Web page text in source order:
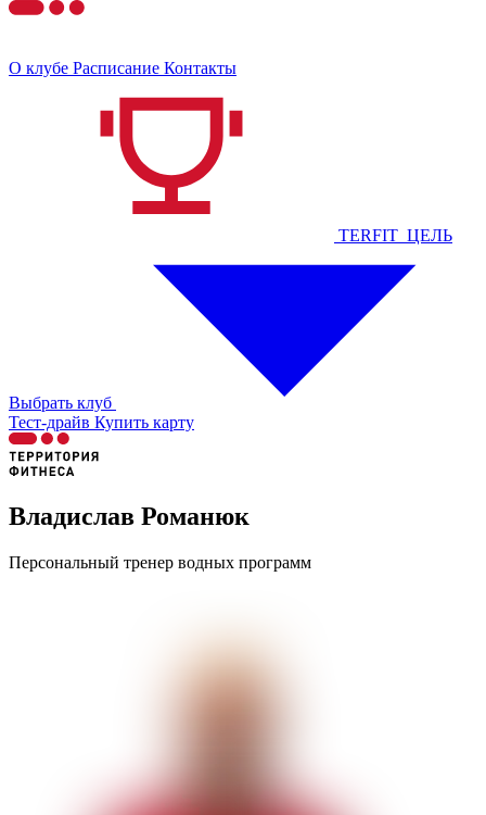
О клубе Расписание Контакты
TERFIT_ЦЕЛЬ
Выбрать клуб
Тест-драйв Купить карту
Владислав Романюк
Персональный тренер водных программ